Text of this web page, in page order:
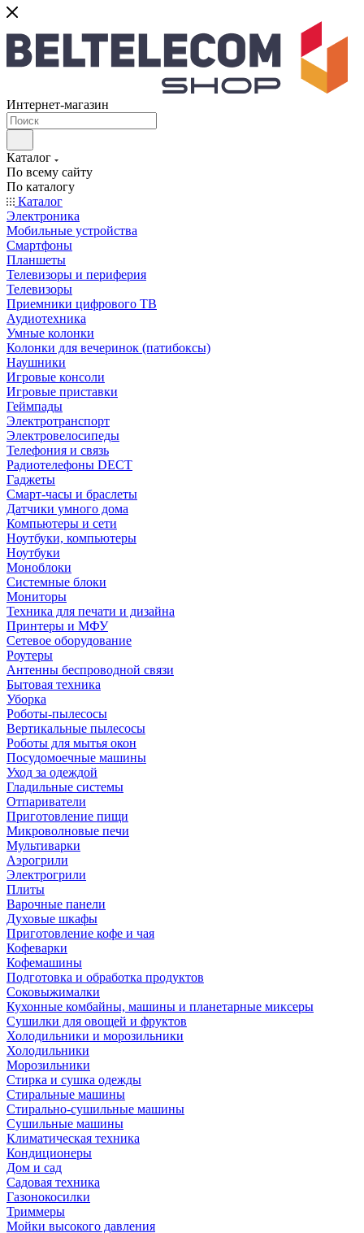
Интернет-магазин
Каталог
По всему сайту
По каталогу
Каталог
Электроника
Мобильные устройства
Смартфоны
Планшеты
Телевизоры и периферия
Телевизоры
Приемники цифрового ТВ
Аудиотехника
Умные колонки
Колонки для вечеринок (патибоксы)
Наушники
Игровые консоли
Игровые приставки
Геймпады
Электротранспорт
Электровелосипеды
Телефония и связь
Радиотелефоны DECT
Гаджеты
Смарт-часы и браслеты
Датчики умного дома
Компьютеры и сети
Ноутбуки, компьютеры
Ноутбуки
Моноблоки
Системные блоки
Мониторы
Техника для печати и дизайна
Принтеры и МФУ
Сетевое оборудование
Роутеры
Антенны беспроводной связи
Бытовая техника
Уборка
Роботы-пылесосы
Вертикальные пылесосы
Роботы для мытья окон
Посудомоечные машины
Уход за одеждой
Гладильные системы
Отпариватели
Приготовление пищи
Микроволновые печи
Мультиварки
Аэрогрили
Электрогрили
Плиты
Варочные панели
Духовые шкафы
Приготовление кофе и чая
Кофеварки
Кофемашины
Подготовка и обработка продуктов
Соковыжималки
Кухонные комбайны, машины и планетарные миксеры
Сушилки для овощей и фруктов
Холодильники и морозильники
Холодильники
Морозильники
Стирка и сушка одежды
Стиральные машины
Стирально-сушильные машины
Сушильные машины
Климатическая техника
Кондиционеры
Дом и сад
Садовая техника
Газонокосилки
Триммеры
Мойки высокого давления